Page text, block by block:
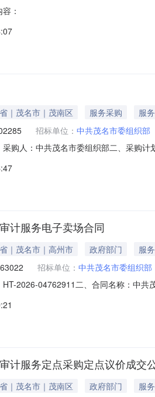
：
｜茂名市｜茂南区 服务采购
服务
招标单位： 中共茂名市委组织部
购人：中共茂名市委组织部二、采购
计服务电子卖场合同
｜茂名市｜高州市 政府部门
服务
招标单位： 中共茂名市委组织部
2026-04762911二、合同名称：中
：高州市文明路潘州豪庭A座二楼联系
计服务定点采购定点议价成交
｜茂名市｜茂南区 政府部门
服务